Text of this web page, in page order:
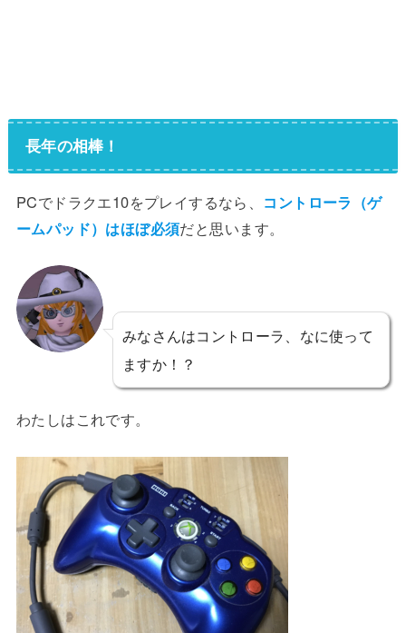
長年の相棒！
PCでドラクエ10をプレイするなら、 コントローラ（ゲ
ームパッド）はほぼ必須だと思います。
みなさんはコントローラ、なに使って
ますか！？
わたしはこれです。